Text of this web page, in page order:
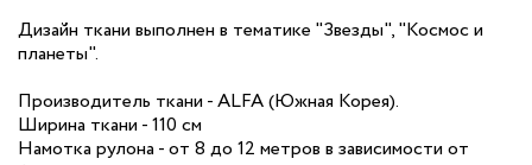
Дизайн ткани выполнен в тематике "Звезды", "Космос и
планеты".
Производитель ткани - ALFA (Южная Корея).
Ширина ткани - 110 см
Намотка рулона - от 8 до 12 метров в зависимости от